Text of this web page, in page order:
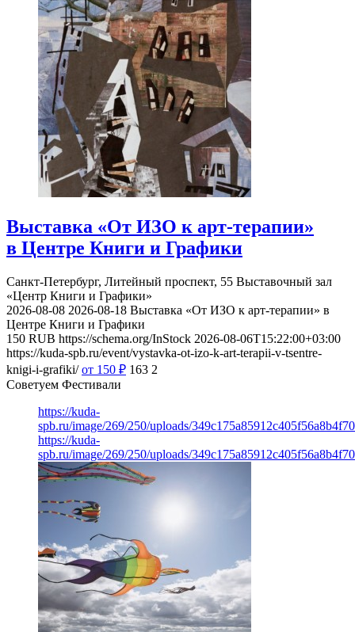
Выставка «От ИЗО к арт-терапии»
в Центре Книги и Графики
Санкт-Петербург, Литейный проспект, 55 Выставочный зал
«Центр Книги и Графики»
2026-08-08 2026-08-18 Выставка «От ИЗО к арт-терапии» в
Центре Книги и Графики
150 RUB https://schema.org/InStock 2026-08-06T15:22:00+03:00
https://kuda-spb.ru/event/vystavka-ot-izo-k-art-terapii-v-tsentre-
knigi-i-grafiki/ от 150 ₽ 163 2
Советуем Фестивали
https://kuda-
spb.ru/image/269/250/uploads/
https://kuda-
spb.ru/image/269/250/uploads/